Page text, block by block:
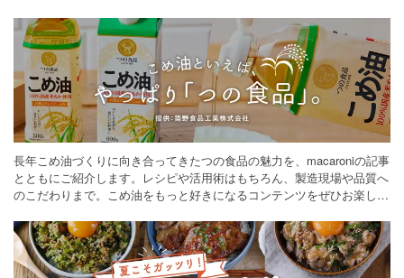
長年こめ油づくりに向き合ってきたつの食品の魅力を、macaroniの記事
とともにご紹介します。レシピや活用術はもちろん、製造現場や品質へ
のこだわりまで。こめ油をもっと好きになるコンテンツをぜひお楽しみ